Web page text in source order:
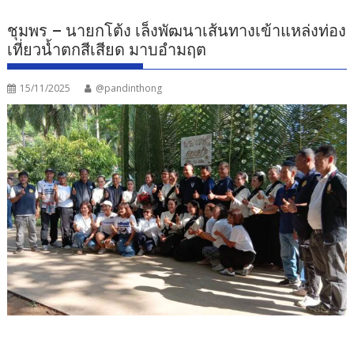
ชุมพร – นายกโต้ง เล็งพัฒนาเส้นทางเข้าแหล่งท่อง
เที่ยวน้ำตกสีเสียด มาบอำมฤต
15/11/2025 @pandinthong